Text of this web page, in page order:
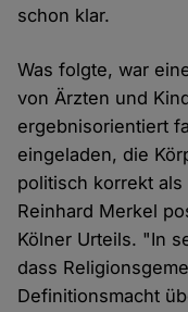
schon klar.
Was folgte, war
von Ärzten und
ergebnisorientiert
eingeladen, die
politisch korrekt
Reinhard Merkel
Kölner Urteils. "In
dass
Definitionsmacht